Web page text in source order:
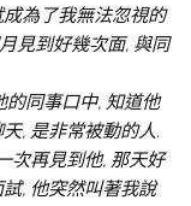
為了我無法忽視的
見到好幾次面, 與同
的同事口中, 知道他
, 是非常被動的人.
次再見到他, 那天好
, 他突然叫著我說